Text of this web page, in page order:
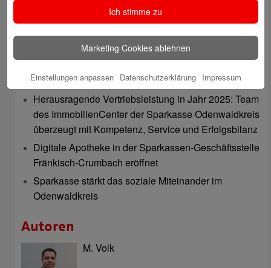
Auch per WhatsApp erreichbar!
Neueste Beiträge
Sparkassen Kino Open-Air-Sommer 2026 startet
Öffnungszeiten der Sparkasse zum Wiesenmarkt
Herausragende Vertriebsleistung in Jahr 2025: Team
des ImmobilienCenter der Sparkasse Odenwaldkreis
überzeugt mit Kompetenz, Service und Erfolgsbilanz
Digitale Apotheke in der Sparkassen-Geschäftsstelle
Fränkisch-Crumbach eröffnet
Sparkasse stärkt das soziale Miteinander im
Odenwaldkreis
Autoren
M. Volk
Ich stimme zu
Marketing Cookies ablehnen
Einstellungen anpassen Datenschutzerklärung Impressum